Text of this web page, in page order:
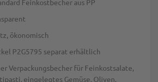
Feinkostbecher aus PP
ökonomisch
P2G5795 separat erhältlich
Verpackungsbecher für Feinkostsalate,
eingelegtes Gemüse, Oliven,